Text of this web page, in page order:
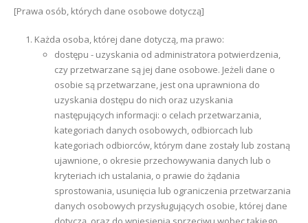
[Prawa osób, których dane osobowe dotyczą]
Każda osoba, której dane dotyczą, ma prawo:
dostępu - uzyskania od administratora potwierdzenia,
czy przetwarzane są jej dane osobowe. Jeżeli dane o
osobie są przetwarzane, jest ona uprawniona do
uzyskania dostępu do nich oraz uzyskania
następujących informacji: o celach przetwarzania,
kategoriach danych osobowych, odbiorcach lub
kategoriach odbiorców, którym dane zostały lub zostaną
ujawnione, o okresie przechowywania danych lub o
kryteriach ich ustalania, o prawie do żądania
sprostowania, usunięcia lub ograniczenia przetwarzania
danych osobowych przysługujących osobie, której dane